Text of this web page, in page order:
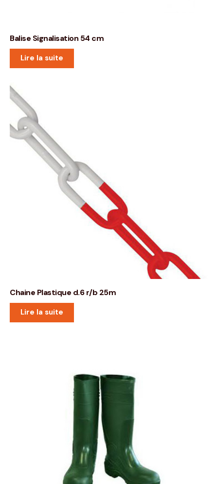
Balise Signalisation 54 cm
Lire la suite
Chaine Plastique d.6 r/b 25m
Lire la suite